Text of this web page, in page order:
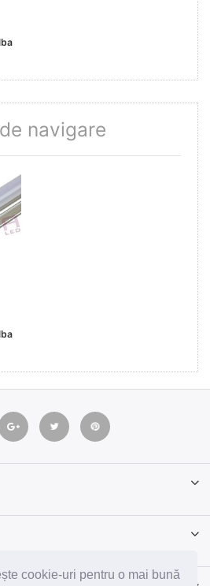
cookie-uri pentru o mai bună
navigare